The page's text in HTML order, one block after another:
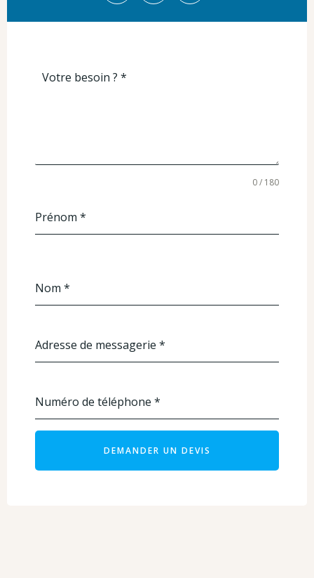
Votre besoin ? *
0 / 180
Prénom *
Nom *
Adresse de messagerie *
Numéro de téléphone *
DEMANDER UN DEVIS